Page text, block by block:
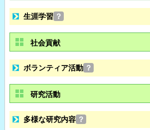
生涯学習 ？
社会貢献
ボランティア活動 ？
研究活動
多様な研究内容 ？